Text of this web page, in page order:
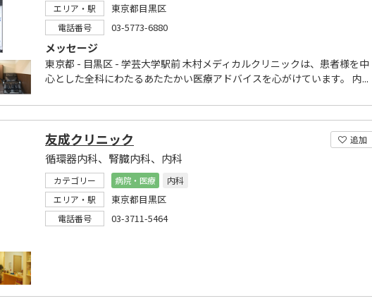
エリア・駅
東京都目黒区
電話番号 03-5773-6880
メッセージ
東京都 - 目黒区 - 学芸大学駅前 木村メディカルクリニックは、患者様を中
心とした全科にわたるあたたかい医療アドバイスを心がけています。 内...
追加
友成クリニック
循環器内科、腎臓内科、内科
カテゴリー 病院・医療
内科
エリア・駅
東京都目黒区
電話番号 03-3711-5464